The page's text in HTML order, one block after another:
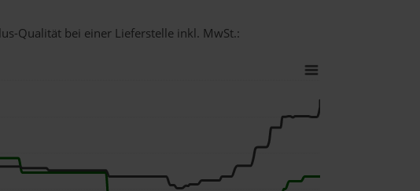
Qualität bei einer Lieferstelle inkl. MwSt.: